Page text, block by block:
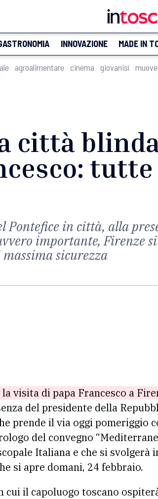
INNOVAZIONE MADE IN
agroalimentare cinema giovanisì
città
Pontefice in città, alla
importante, Firenze
sicurezza
la visita di papa Francesco a
del presidente della
prende il via oggi pomeriggio
del convegno
Italiana e che si
si apre domani, 24 febbraio.
cui il capoluogo toscano